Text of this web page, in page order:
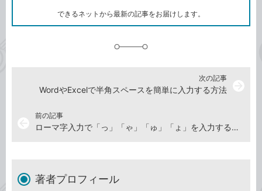
ク
できるネットから最新の記事をお届けします。
前の記事
ローマ字入力で「っ」「ゃ」「ゅ」「ょ」を入力する方法
次の記事
WordやExcelで半角スペースを簡単に入力する方法
著者プロフィール